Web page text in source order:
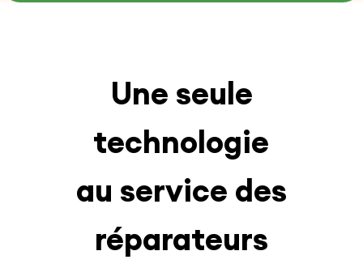
Une seule
technologie
au service des
réparateurs